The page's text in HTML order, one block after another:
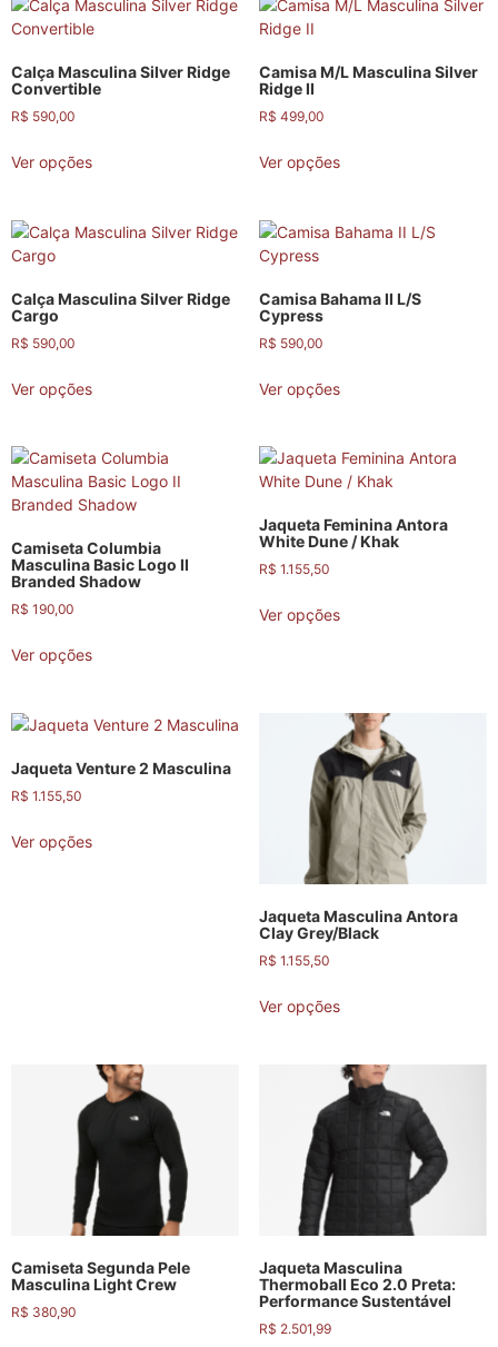
Calça Masculina Silver Ridge
Convertible
R$ 590,00
Ver opções
Camisa M/L Masculina Silver
Ridge II
R$ 499,00
Ver opções
Calça Masculina Silver Ridge
Cargo
R$ 590,00
Ver opções
Camisa Bahama II L/S
Cypress
R$ 590,00
Ver opções
Camiseta Columbia
Masculina Basic Logo II
Branded Shadow
R$ 190,00
Ver opções
Jaqueta Feminina Antora
White Dune / Khak
R$ 1.155,50
Ver opções
Jaqueta Venture 2 Masculina
R$ 1.155,50
Ver opções
Jaqueta Masculina Antora
Clay Grey/Black
R$ 1.155,50
Ver opções
Camiseta Segunda Pele
Masculina Light Crew
R$ 380,90
Jaqueta Masculina
Thermoball Eco 2.0 Preta:
Performance Sustentável
R$ 2.501,99